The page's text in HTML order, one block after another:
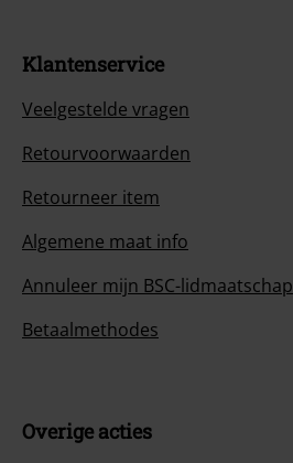
Klantenservice
Veelgestelde vragen
Retourvoorwaarden
Retourneer item
Algemene maat info
Annuleer mijn BSC-lidmaatschap
Betaalmethodes
Overige acties